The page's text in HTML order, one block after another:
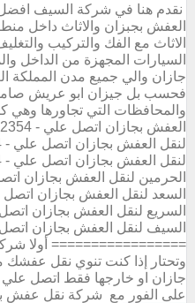
نقدم هنا في شركة السيف
العفش بجبزان والاثاث داخل
الاثاث مع الفك والتركيب
السيارات المجهزة من الداخل
جازان والي جميع مدن المملكة
فحسب بل جيزان ابو عريش
والمحافظات التي تجاورها وهي
================= أولا شركة
وتحتار إذا كنت تنوي نقل
على الفور مع شركة نقل عفش